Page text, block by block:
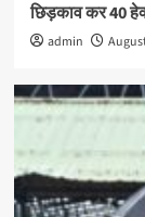
छिड़काव कर 40
admin